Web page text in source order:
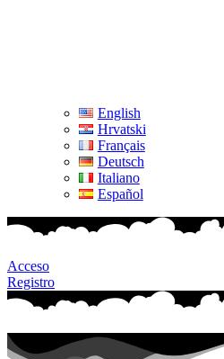
English
Hrvatski
Français
Deutsch
Italiano
Español
Acceso
Registro